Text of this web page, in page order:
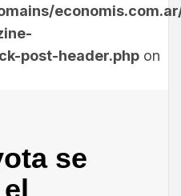
post-header.php on
se